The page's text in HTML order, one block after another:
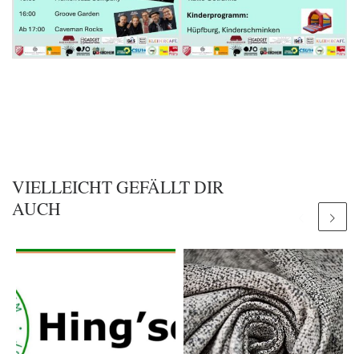
VIELLEICHT GEFÄLLT DIR
AUCH